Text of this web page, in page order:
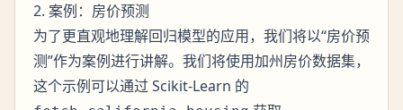
2. 案例：房价预测
为了更直观地理解回归模型的应用，我们将以“房价预
测”作为案例进行讲解。我们将使用加州房价数据集，
这个示例可以通过 Scikit-Learn 的